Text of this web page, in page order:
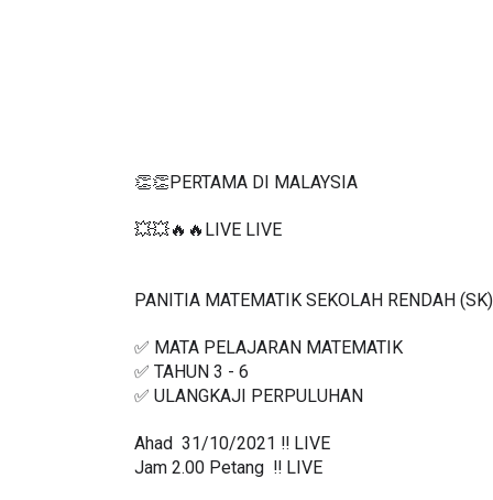
👏👏PERTAMA DI MALAYSIA
💥💥🔥🔥LIVE LIVE
PANITIA MATEMATIK SEKOLAH RENDAH (SK)
✅ MATA PELAJARAN MATEMATIK
✅ TAHUN 3 - 6
✅ ULANGKAJI PERPULUHAN
Ahad  31/10/2021 ‼️ LIVE
Jam 2.00 Petang  ‼️ LIVE